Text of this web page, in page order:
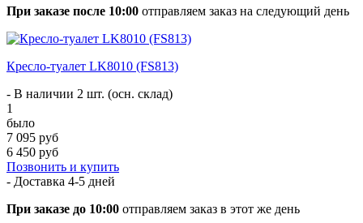
При заказе после 10:00 отправляем заказ на следующий день
Кресло-туалет LK8010 (FS813)
- В наличии 2 шт. (осн. склад)
1
было
7 095 руб
6 450 руб
Позвонить и купить
- Доставка 4-5 дней
При заказе до 10:00 отправляем заказ в этот же день